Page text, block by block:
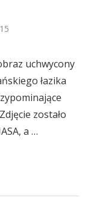
uchwycony
łazika
zostało
a …